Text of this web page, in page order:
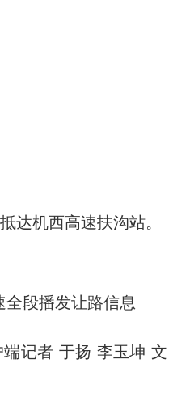
机西高速扶沟站。
段播发让路信息
记者 于扬 李玉坤 文